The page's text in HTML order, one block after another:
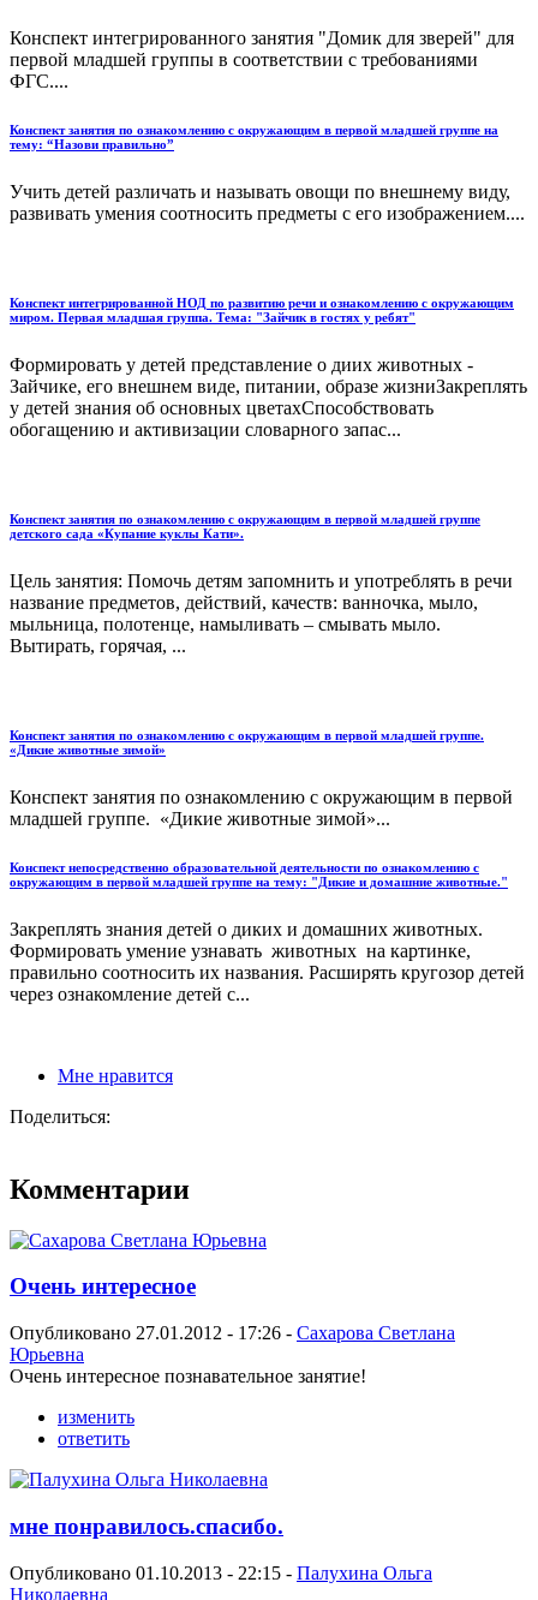
Конспект интегрированного занятия "Домик для зверей" для
первой младшей группы в соответствии с требованиями
ФГС....
Конспект занятия по ознакомлению с окружающим в первой младшей группе на
тему: “Назови правильно”
Учить детей различать и называть овощи по внешнему виду,
развивать умения соотносить предметы с его изображением....
Конспект интегрированной НОД по развитию речи и ознакомлению с окружающим
миром. Первая младшая группа. Тема: "Зайчик в гостях у ребят"
Формировать у детей представление о диих животных -
Зайчике, его внешнем виде, питании, образе жизниЗакреплять
у детей знания об основных цветахСпособствовать
обогащению и активизации словарного запас...
Конспект занятия по ознакомлению с окружающим в первой младшей группе
детского сада «Купание куклы Кати».
Цель занятия: Помочь детям запомнить и употреблять в речи
название предметов, действий, качеств: ванночка, мыло,
мыльница, полотенце, намыливать – смывать мыло.
Вытирать, горячая, ...
Конспект занятия по ознакомлению с окружающим в первой младшей группе.
«Дикие животные зимой»
Конспект занятия по ознакомлению с окружающим в первой
младшей группе. «Дикие животные зимой»...
Конспект непосредственно образовательной деятельности по ознакомлению с
окружающим в первой младшей группе на тему: "Дикие и домашние животные."
Закреплять знания детей о диких и домашних животных.
Формировать умение узнавать животных на картинке,
правильно соотносить их названия. Расширять кругозор детей
через ознакомление детей с...
Мне нравится
Поделиться:
Комментарии
Очень интересное
Опубликовано 27.01.2012 - 17:26 - Сахарова Светлана
Юрьевна
Очень интересное познавательное занятие!
изменить
ответить
мне понравилось.спасибо.
Опубликовано 01.10.2013 - 22:15 - Палухина Ольга
Николаевна